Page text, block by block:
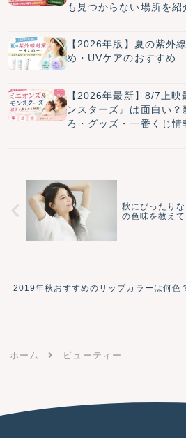
も見つからない場所を紹
【2026年版】夏の紫外
め・UVケアのおすすめ
【2026年最新】8/7上
ンスターズ』は面白い？
ろ・グッズ・一番くじ情
秋にぴったり
の色味を教えて
2019年秋おすすめのリップカラーは何色
ホーム ビューティー